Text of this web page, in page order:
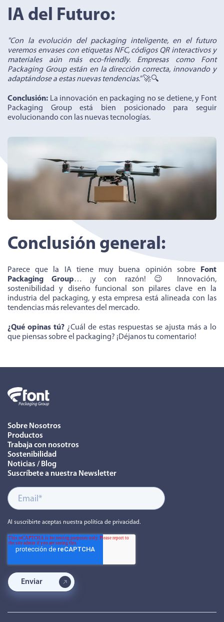
IA del Futuro:
"Con la evolución del packaging inteligente, en el futuro
veremos envases con etiquetas NFC, códigos QR interactivos y
materiales aún más eco-friendly. Empresas como Font
Packaging Group están en la dirección correcta, innovando y
adaptándose a estas nuevas tendencias."🚀🔍
Conclusión: La innovación en packaging no se detiene, y Font
Packaging Group está bien posicionado para seguir
evolucionando con las nuevas tecnologías.
Conclusión general:
Parece que la IA tiene muy buena opinión sobre
Font
Packaging Group… ¡y con razón! 😉 Innovación,
sostenibilidad y diseño funcional son pilares clave en la
industria del packaging, y esta empresa está alineada con las
tendencias más relevantes del mercado.
¿Qué opinas tú? ¿Cuál de estas respuestas se ajusta más a lo
que piensas sobre el packaging? ¡Déjanos tu comentario!
Sobre Nosotros
Productos
Trabaja con nosotros
Sostenibilidad
Noticias / Blog
Suscríbete a nuestra Newsletter
Al suscribirte aceptas nuestra política de privacidad.